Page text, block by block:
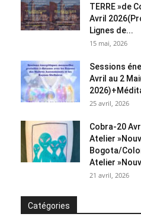
TERRE »de
Avril
Lignes de...
15 mai, 2026
Sessions
Avril au 2
25 avril, 2026
Cobra-20
Atelier
Bogota/
Atelier
21 avril, 2026
Catégories